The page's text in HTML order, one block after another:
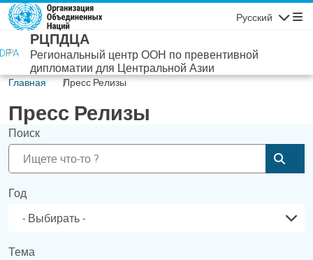
Перейти к основному содержанию
Русский
РЦПДЦА
Региональный центр ООН по превентивной
дипломатии для Центральной Азии
Главная Пресс Релизы
Пресс Релизы
Поиск
Год
Тема